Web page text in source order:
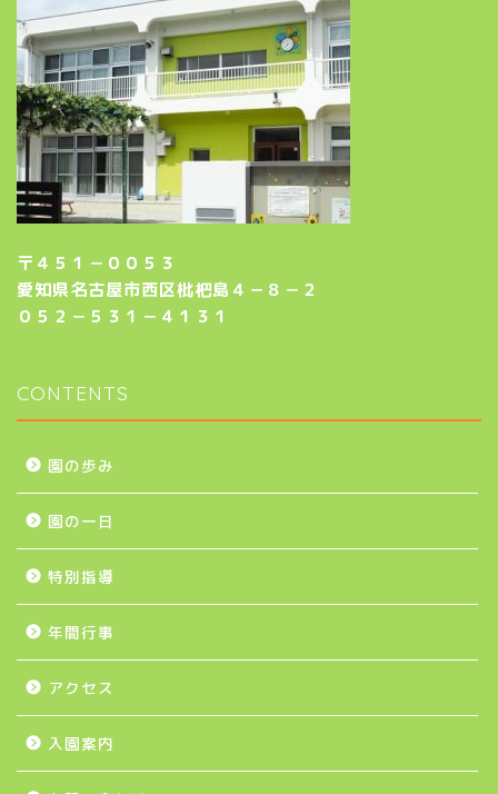
〒４５１－００５３
愛知県名古屋市西区枇杷島４－８－２
０５２－５３１－４１３１
CONTENTS
園の歩み
園の一日
特別指導
年間行事
アクセス
入園案内